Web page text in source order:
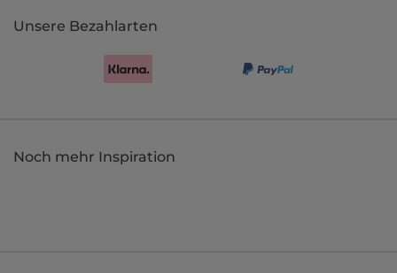
Unsere Bezahlarten
Noch mehr Inspiration